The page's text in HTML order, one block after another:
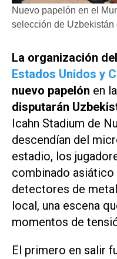
Nuevo papelón en el
selección de Uzbekistán
La organización del
Estados Unidos y
nuevo papelón en
disputarán
Icahn Stadium de
descendían del
estadio, los
combinado
detectores de
local, una escena
momentos de
El primero en salir